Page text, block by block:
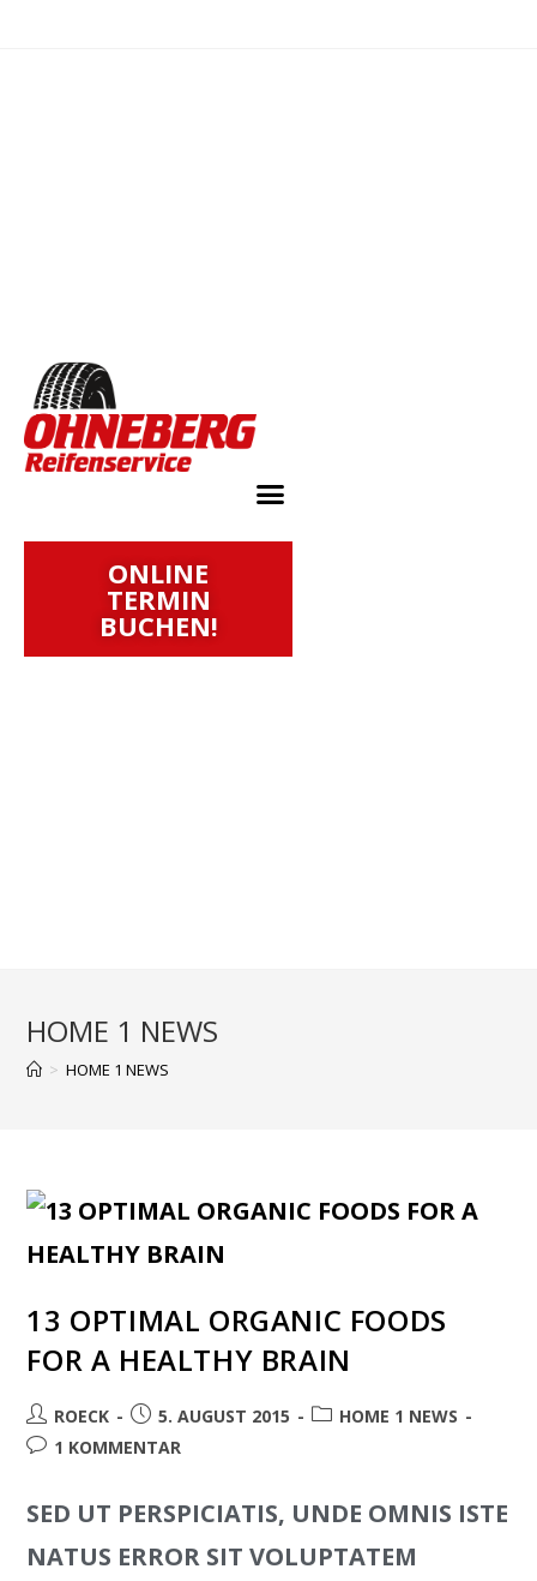
ONLINE
TERMIN
BUCHEN!
HOME 1 NEWS
> HOME 1 NEWS
13 OPTIMAL ORGANIC FOODS
FOR A HEALTHY BRAIN
ROECK 5. AUGUST 2015
HOME 1 NEWS
1 KOMMENTAR
SED UT PERSPICIATIS, UNDE OMNIS ISTE
NATUS ERROR SIT VOLUPTATEM